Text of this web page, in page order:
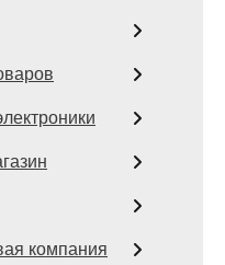
компания